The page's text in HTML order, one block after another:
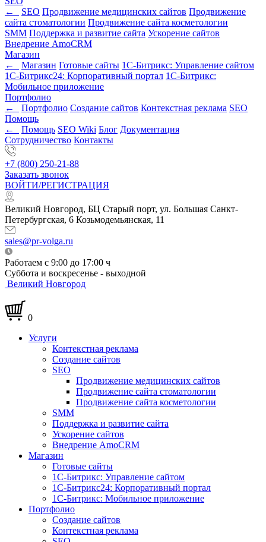
←
SEO Продвижение медицинских сайтов Продвижение
сайта стоматологии Продвижение сайта косметологии
SMM Поддержка и развитие сайта Ускорение сайтов
Внедрение AmoCRM
Магазин
←
Магазин Готовые сайты 1С-Битрикс: Управление сайтом
1С-Битрикс24: Корпоративный портал 1С-Битрикс:
Мобильное приложение
Портфолио
←
Портфолио Создание сайтов Контекстная реклама SEO
Помощь
←
Помощь SEO Wiki Блог Документация
Сотрудничество Контакты
+7 (800) 250-21-88
Заказать звонок
ВОЙТИ/РЕГИСТРАЦИЯ
Великий Новгород, БЦ Старый порт, ул. Большая Санкт-
Петербургская, 6 Козьмодемьянская, 11
sales@pr-volga.ru
Работаем с 9:00 до 17:00 ч
Суббота и воскресенье - выходной
Великий Новгород
0
Услуги
Контекстная реклама
Создание сайтов
SEO
Продвижение медицинских сайтов
Продвижение сайта стоматологии
Продвижение сайта косметологии
SMM
Поддержка и развитие сайта
Ускорение сайтов
Внедрение AmoCRM
Магазин
Готовые сайты
1С-Битрикс: Управление сайтом
1С-Битрикс24: Корпоративный портал
1С-Битрикс: Мобильное приложение
Портфолио
Создание сайтов
Контекстная реклама